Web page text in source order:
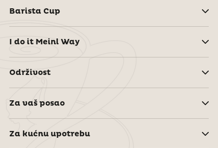
Barista Cup
I do it Meinl Way
Održivost
Za vaš posao
Za kućnu upotrebu